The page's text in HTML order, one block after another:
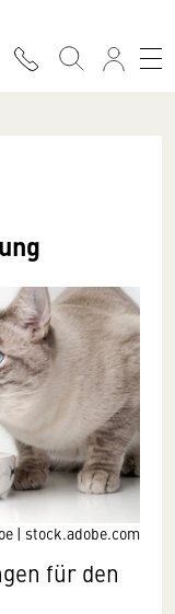
| stock.adobe.com
für den